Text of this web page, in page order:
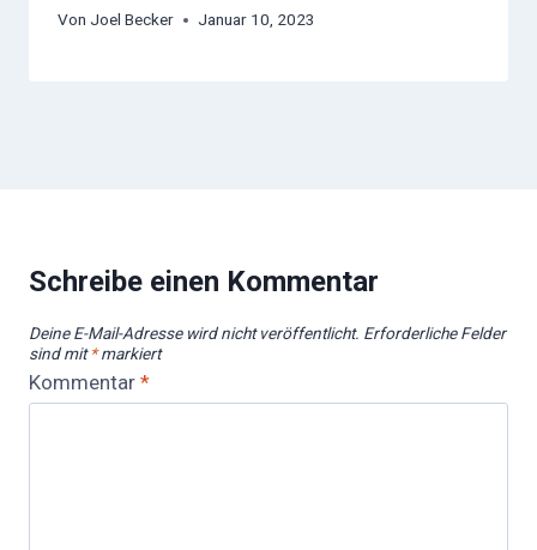
Von Joel Becker Januar 10, 2023
Schreibe einen Kommentar
Deine E-Mail-Adresse wird nicht veröffentlicht. Erforderliche Felder
sind mit*markiert
Kommentar *